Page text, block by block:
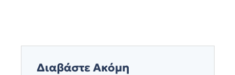
Διαβάστε Ακόμη